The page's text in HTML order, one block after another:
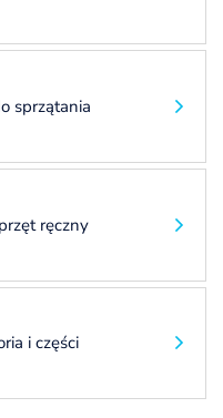
sprzątania
ręczny
i części